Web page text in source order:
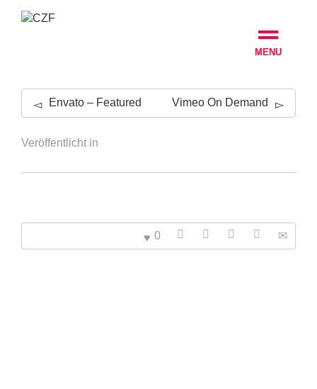
Envato – Featured Vimeo On Demand
Veröffentlicht in
0
MENU